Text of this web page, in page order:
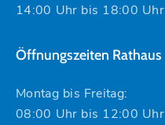
14:00 Uhr bis 18:00 Uhr
Öffnungszeiten Rathaus
Montag bis Freitag:
08:00 Uhr bis 12:00 Uhr